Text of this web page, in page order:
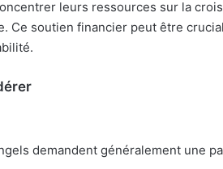
leurs ressources sur la
Ce soutien financier peut être
demandent généralement une